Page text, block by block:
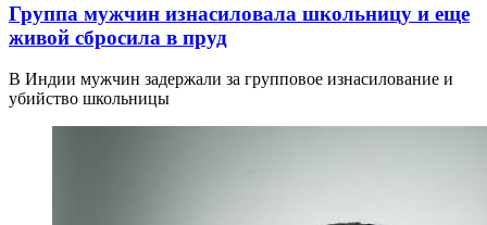
Группа мужчин изнасиловала школьницу и еще
живой сбросила в пруд
В Индии мужчин задержали за групповое изнасилование и
убийство школьницы